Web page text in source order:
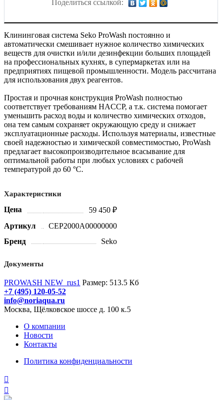
Поделиться ссылкой:
Клининговая система Seko ProWash постоянно и
автоматически смешивает нужное количество химических
веществ для очистки и/или дезинфекции больших площадей
на профессиональных кухнях, в супермаркетах или на
предприятиях пищевой промышленности. Модель рассчитана
для использования двух реагентов.
Простая и прочная конструкция ProWash полностью
соответствует требованиям HACCP, а т.к. система помогает
уменьшить расход воды и количество химических отходов,
она тем самым сохраняет окружающую среду и снижает
эксплуатационные расходы. Используя материалы, известные
своей надежностью и химической совместимостью, ProWash
предлагает высокопроизводительное всасывание для
оптимальной работы при любых условиях с рабочей
температурой до 60 °C.
Характеристики
Цена
59 450 ₽
Артикул
CEP2000A00000000
Бренд
Seko
Документы
PROWASH NEW_rus1 Размер: 513.5 Кб
+7 (495) 120-05-52
info@noriaqua.ru
Москва, Щёлковское шоссе д. 100 к.5
О компании
Новости
Контакты
Политика конфиденциальности